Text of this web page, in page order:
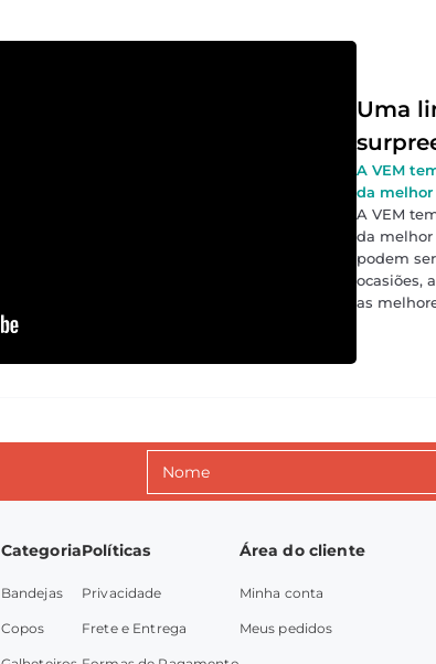
Uma
A VEM
da melhor
A VEM
da melhor
podem
ocasiões,
as
Categoria
Bandejas
Copos
Políticas
Privacidade
Frete e Entrega
Área do cliente
Minha conta
Meus pedidos